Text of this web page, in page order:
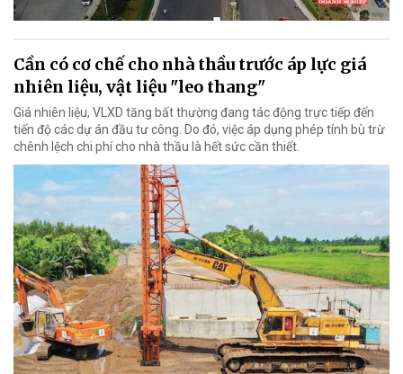
Cần có cơ chế cho nhà thầu trước áp lực giá
nhiên liệu, vật liệu "leo thang"
Giá nhiên liệu, VLXD tăng bất thường đang tác động trực tiếp đến
tiến độ các dự án đầu tư công. Do đó, việc áp dụng phép tính bù trừ
chênh lệch chi phí cho nhà thầu là hết sức cần thiết.